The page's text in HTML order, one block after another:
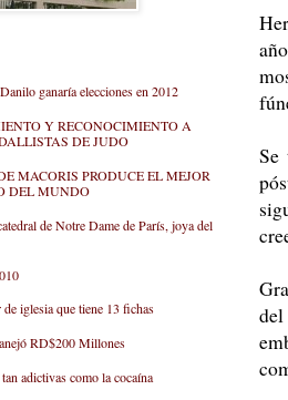
Se
ganaría elecciones en 2012
Y RECONOCIMIENTO A
DE JUDO
MACORIS PRODUCE EL MEJOR
DEL MUNDO
de Notre Dame de París, joya del
iglesia que tiene 13 fichas
RD$200 Millones
adictivas como la cocaína